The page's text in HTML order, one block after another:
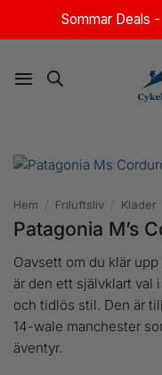
Sommar Deals
Hem / Friluftsliv / Kläder
Patagonia M’s
Oavsett om du klär
är den ett självklart val
och tidlös stil. Den är
14-wale manchester
äventyr.